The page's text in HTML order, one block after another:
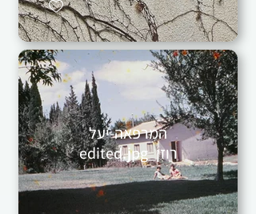
המרפאה-יעל
רוזן_edited.jpg